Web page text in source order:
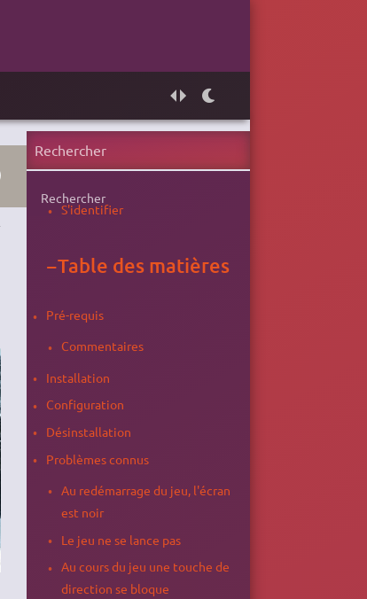
Rechercher
S'identifier
−Table des matières
Pré-requis
Commentaires
Installation
Configuration
Désinstallation
Problèmes connus
Au redémarrage du jeu, l'écran
est noir
Le jeu ne se lance pas
Au cours du jeu une touche de
direction se bloque